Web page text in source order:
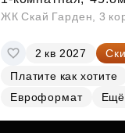
ЖК Скай Гарден, 3
2 кв 2027
Платите как хотите
Евроформат
Ещё